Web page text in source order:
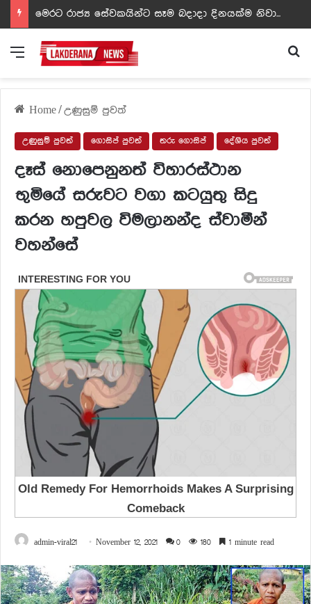
ඩඩ්ලිට දෙවෙනි නොවූ රත්න සහල් අධිපති..- PHOTOS
Menu
Home/උණුසුම් පුවත්
උණුසුම් පුවත් ගොසිප් පුවත් තරු ගොසිප් දේශිය පුවත්
දෑස් නොපෙනුනත් විහාරස්ථාන
භුමියේ සරුවට වගා කටයුතු සිදු
කරන හපුවල විමලානන්ද ස්වාමීන්
වහන්සේ
admin-viral21 November 12, 2021 0 180 1 minute read